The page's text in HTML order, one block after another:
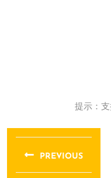
提示：
文
导
PREVIOUS